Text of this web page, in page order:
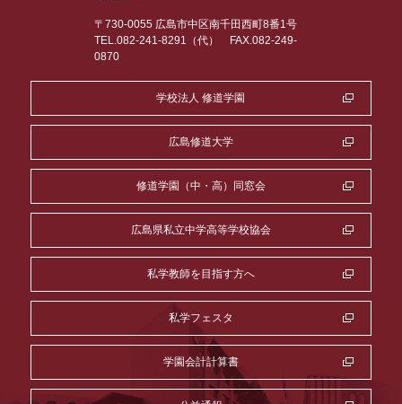
〒730-0055 広島市中区南千田西町8番1号
TEL.082-241-8291（代）
FAX.082-249-
0870
学校法人 修道学園
広島修道大学
修道学園（中・高）同窓会
広島県私立中学高等学校協会
私学教師を目指す方へ
私学フェスタ
学園会計計算書